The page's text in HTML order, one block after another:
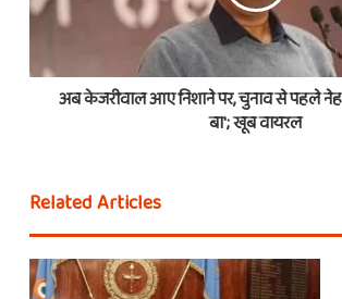
अब केजरीवाल आए निशाने पर, चुनाव से पहले
बा'; खूब वायरल
Related Articles